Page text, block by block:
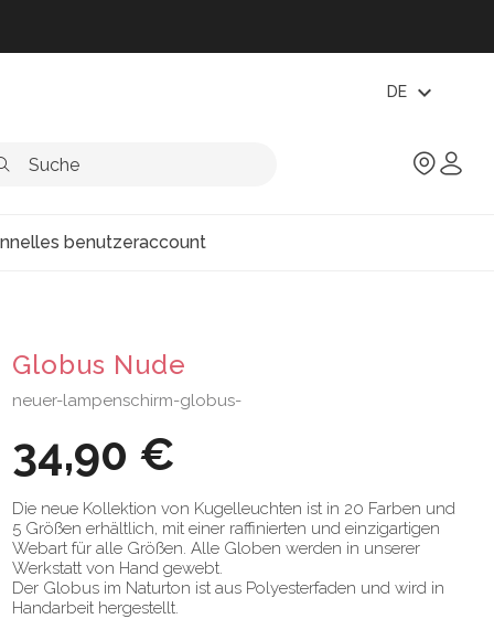
DE expand_more
benutzeraccount
Globus Nude
neuer-lampenschirm-globus-
34,90 €
Die neue Kollektion von Kugelleuchten ist in 20 Farben und
5 Größen erhältlich, mit einer raffinierten und einzigartigen
Webart für alle Größen. Alle Globen werden in unserer
Werkstatt von Hand gewebt.
Der Globus im Naturton ist aus Polyesterfaden und wird in
Handarbeit hergestellt.